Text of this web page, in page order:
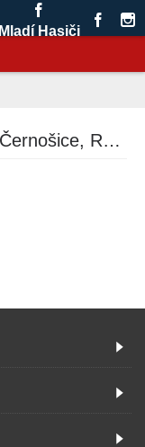
Mladí Hasiči
Odstranění spadlého stromu, Černošice, Radotínská ul.